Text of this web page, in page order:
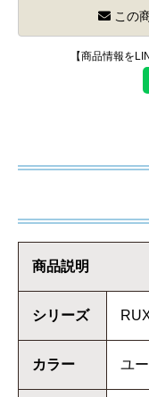
この
【商品情報を
商品説明
シリーズ
カラー ユ